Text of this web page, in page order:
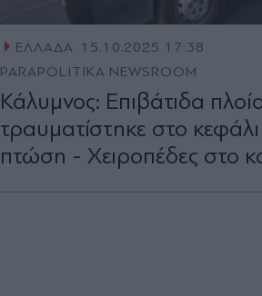
ΕΛΛΑΔΑ 15.10.2025 17:38
PARAPOLITIKA NEWSROOM
Κάλυμνος: Επιβάτιδα
τραυματίστηκε στο
πτώση - Χειροπέδες στο